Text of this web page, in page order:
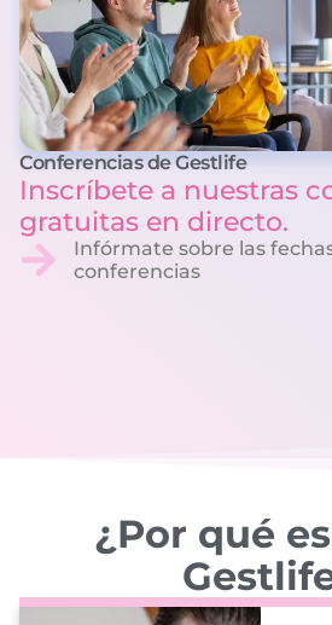
Conferencias de Gestlife
Inscríbete a nuestras
gratuitas en directo.
Infórmate sobre las
conferencias
¿Por qué